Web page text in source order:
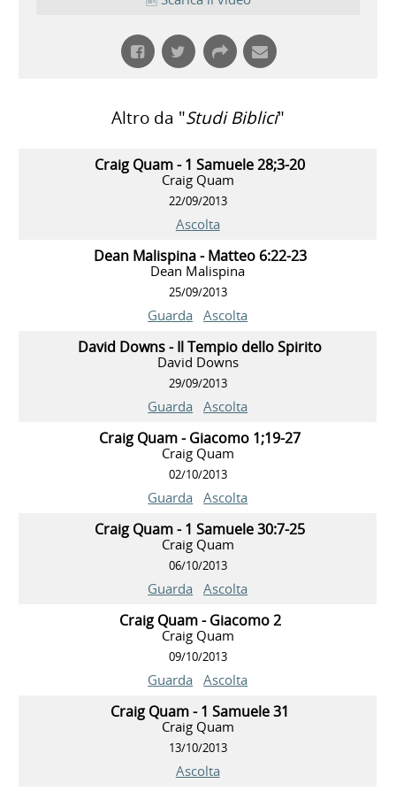
Altro da "Studi Biblici"
Craig Quam - 1 Samuele 28;3-20
Craig Quam
22/09/2013
Ascolta
Dean Malispina - Matteo 6:22-23
Dean Malispina
25/09/2013
Guarda Ascolta
David Downs - Il Tempio dello Spirito
David Downs
29/09/2013
Guarda Ascolta
Craig Quam - Giacomo 1;19-27
Craig Quam
02/10/2013
Guarda Ascolta
Craig Quam - 1 Samuele 30:7-25
Craig Quam
06/10/2013
Guarda Ascolta
Craig Quam - Giacomo 2
Craig Quam
09/10/2013
Guarda Ascolta
Craig Quam - 1 Samuele 31
Craig Quam
13/10/2013
Ascolta